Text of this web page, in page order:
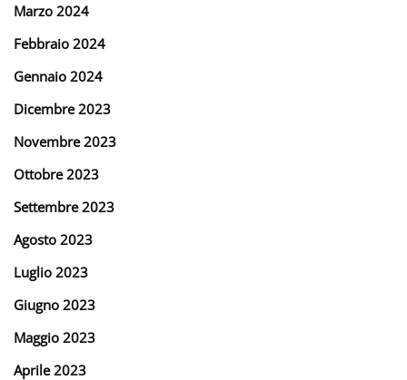
Marzo 2024
Febbraio 2024
Gennaio 2024
Dicembre 2023
Novembre 2023
Ottobre 2023
Settembre 2023
Agosto 2023
Luglio 2023
Giugno 2023
Maggio 2023
Aprile 2023